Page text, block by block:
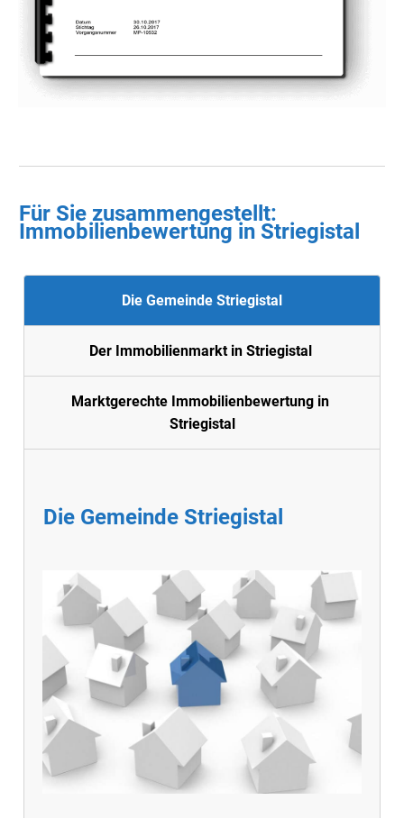
Für Sie zusammengestellt :
Immobilienbewertung in Striegistal
Die Gemeinde Striegistal
Der Immobilienmarkt in Striegistal
Marktgerechte Immobilienbewertung in
Striegistal
Die Gemeinde Striegistal